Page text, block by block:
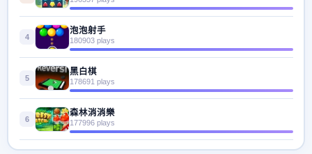
4
泡泡射手
180903 plays
5
黑白棋
178691 plays
6
森林消消樂
177996 plays